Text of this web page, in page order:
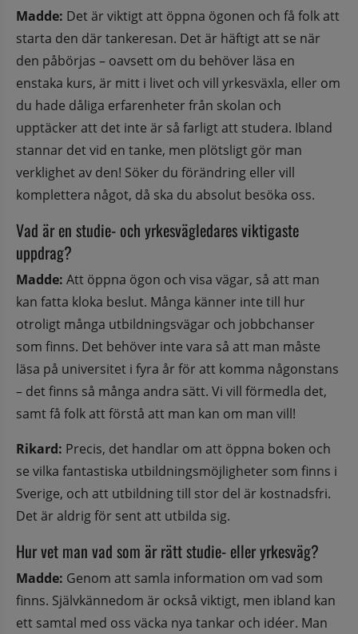
Madde: Det är viktigt att öppna ögonen och få folk att
starta den där tankeresan. Det är häftigt att se när
den påbörjas – oavsett om du behöver läsa en
enstaka kurs, är mitt i livet och vill yrkesväxla, eller om
du hade dåliga erfarenheter från skolan och
upptäcker att det inte är så farligt att studera. Ibland
stannar det vid en tanke, men plötsligt gör man
verklighet av den! Söker du förändring eller vill
komplettera något, då ska du absolut besöka oss.
Vad är en studie- och yrkesvägledares viktigaste
uppdrag?
Madde: Att öppna ögon och visa vägar, så att man
kan fatta kloka beslut. Många känner inte till hur
otroligt många utbildningsvägar och jobbchanser
som finns. Det behöver inte vara så att man måste
läsa på universitet i fyra år för att komma någonstans
– det finns så många andra sätt. Vi vill förmedla det,
samt få folk att förstå att man kan om man vill!
Rikard: Precis, det handlar om att öppna boken och
se vilka fantastiska utbildningsmöjligheter som finns i
Sverige, och att utbildning till stor del är kostnadsfri.
Det är aldrig för sent att utbilda sig.
Hur vet man vad som är rätt studie- eller yrkesväg?
Madde: Genom att samla information om vad som
finns. Självkännedom är också viktigt, men ibland kan
ett samtal med oss väcka nya tankar och idéer. Man